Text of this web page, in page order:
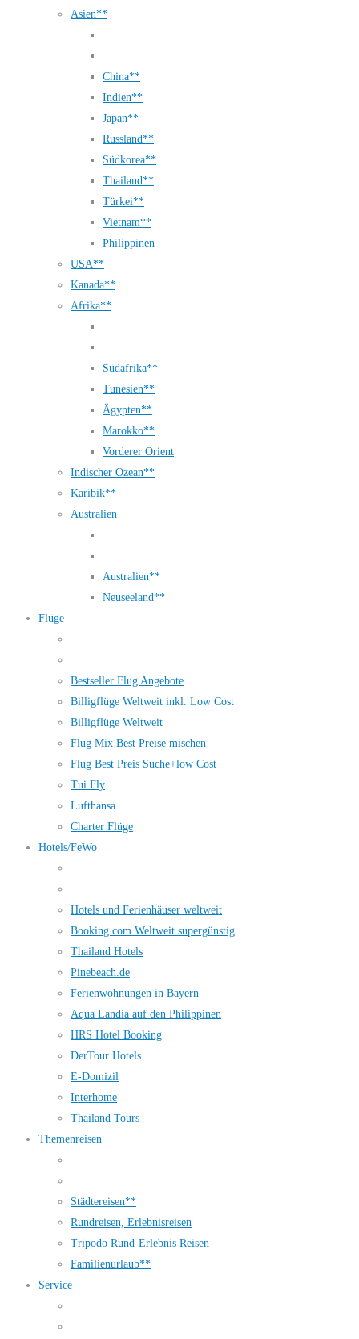
Asien**
China**
Indien**
Japan**
Russland**
Südkorea**
Thailand**
Türkei**
Vietnam**
Philippinen
USA**
Kanada**
Afrika**
Südafrika**
Tunesien**
Ägypten**
Marokko**
Vorderer Orient
Indischer Ozean**
Karibik**
Australien
Australien**
Neuseeland**
Flüge
Bestseller Flug Angebote
Billigflüge Weltweit inkl. Low Cost
Billigflüge Weltweit
Flug Mix Best Preise mischen
Flug Best Preis Suche+low Cost
Tui Fly
Lufthansa
Charter Flüge
Hotels/FeWo
Hotels und Ferienhäuser weltweit
Booking.com Weltweit supergünstig
Thailand Hotels
Pinebeach.de
Ferienwohnungen in Bayern
Aqua Landia auf den Philippinen
HRS Hotel Booking
DerTour Hotels
E-Domizil
Interhome
Thailand Tours
Themenreisen
Städtereisen**
Rundreisen, Erlebnisreisen
Tripodo Rund-Erlebnis Reisen
Familienurlaub**
Service